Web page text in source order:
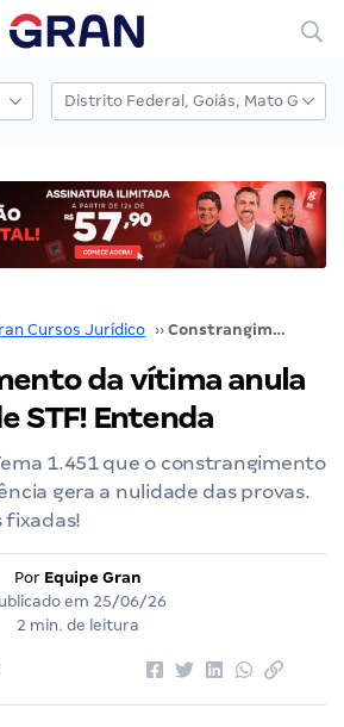
Cursos Jurídico ›› Constrangimento da vítima anula prova, decide STF! Entenda
da vítima anula
STF! Entenda
1.451 que o constrangimento
gera a nulidade das provas.
fixadas!
Por Equipe Gran
em 25/06/26
2 min. de leitura